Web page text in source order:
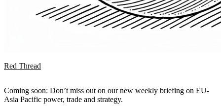
Red Thread
Coming soon: Don’t miss out on our new weekly briefing on EU-
Asia Pacific power, trade and strategy.